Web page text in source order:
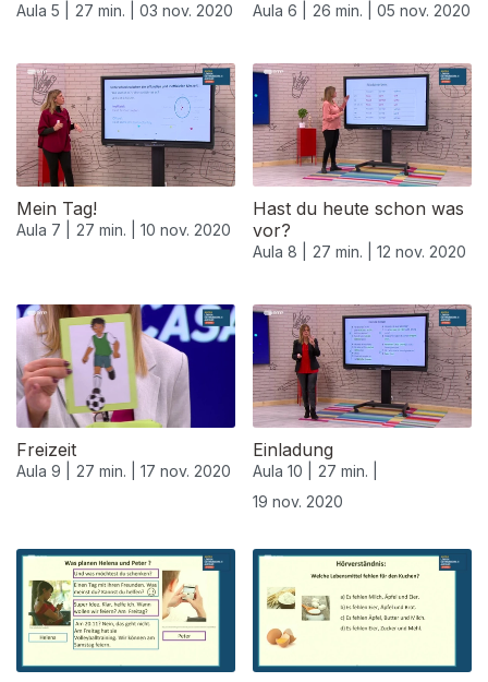
Aula 5 | 27 min. | 03 nov. 2020 Aula 6 | 26 min. | 05 nov. 2020
Mein Tag!
Aula 7 | 27 min. | 10 nov. 2020
Hast du heute schon was
vor?
Aula 8 | 27 min. | 12 nov. 2020
Freizeit
Aula 9 | 27 min. | 17 nov. 2020
Einladung
Aula 10 |
27 min. |
19 nov. 2020
508475